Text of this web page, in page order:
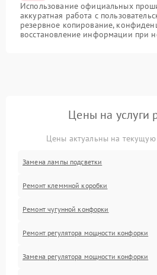
Использование официальных
аккуратная работа с
резервное копирование,
восстановление информации при
Цены на услуги
Цены актуальны на
Замена лампы подсветки
Ремонт клеммной коробки
Ремонт чугунной конфорки
Ремонт регулятора мощности конфорки
Замена регулятора мощности конфорки